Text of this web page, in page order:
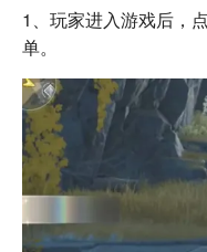
1、玩家进入游戏后，
单。